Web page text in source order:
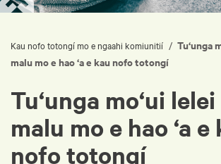
Kau nofo totongí mo e ngaahi komiunitií / Tu‘unga
malu mo e hao ‘a e kau nofo totongí
Tu‘unga mo‘ui
malu mo e hao ‘a e
nofo totongí